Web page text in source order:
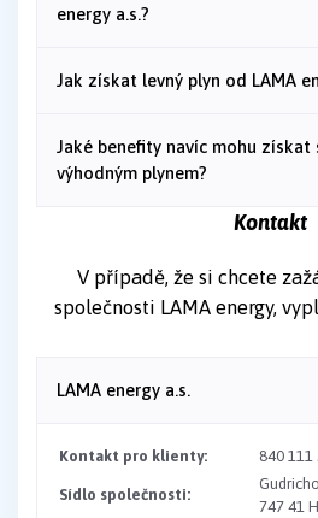
energy a.s.?
Jak získat levný plyn od LAMA
Jaké benefity navíc mohu získat
výhodným plynem?
Kontakt
V případě, že si chcete
společnosti LAMA energy,
LAMA energy a.s.
Kontakt pro klienty: 840 111
Sídlo společnosti:
747 41